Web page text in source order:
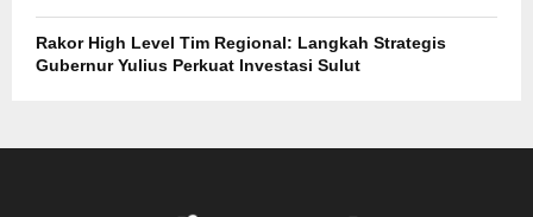
Rakor High Level Tim Regional: Langkah Strategis
Gubernur Yulius Perkuat Investasi Sulut